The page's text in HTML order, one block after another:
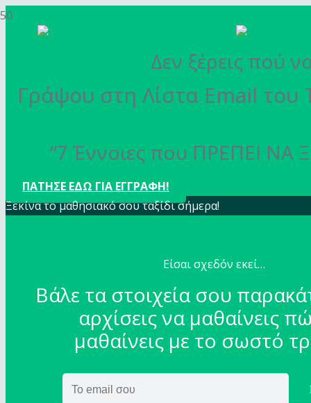
Δεν ξέρεις πού
Γράψου στη Λίστα Email
“7 Έννοιες που ΠΡΕΠΕΙ ΝΑ
ΠΑΤΗΣΕ ΕΔΩ ΓΙΑ ΕΓΓΡΑΦΗ!
Ξεκίνα το μαθησιακό σου ταξίδι σήμερα!
Είσαι σχεδόν εκεί…
Βάλε τα στοιχεία σου
αρχίσεις να μαθαίνεις
μαθαίνεις με το σωστό